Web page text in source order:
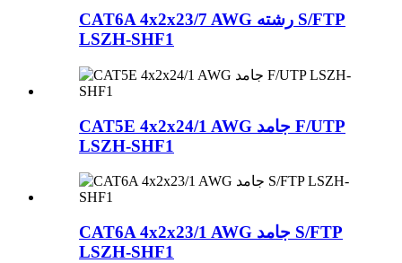
CAT6A 4x2x23/7 AWG رشته S/FTP
LSZH-SHF1
CAT5E 4x2x24/1 AWG جامد F/UTP
LSZH-SHF1
CAT6A 4x2x23/1 AWG جامد S/FTP
LSZH-SHF1